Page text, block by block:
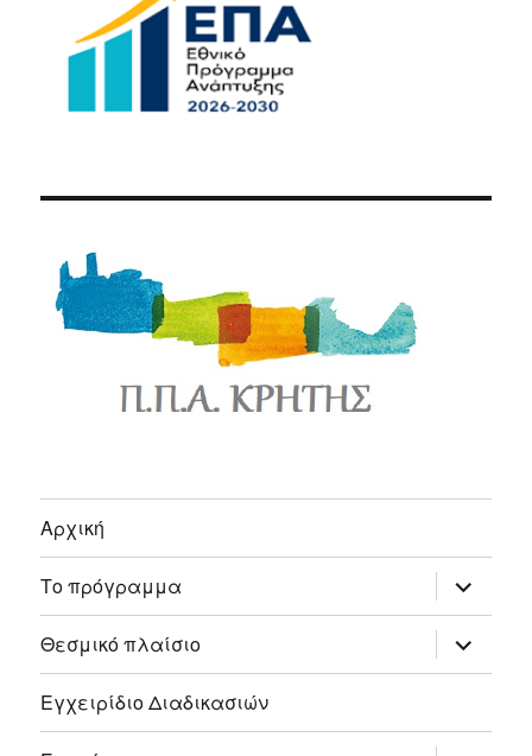
Αρχική
Το πρόγραμμα
expand
child
menu
Θεσμικό πλαίσιο
expand
child
menu
Εγχειρίδιο Διαδικασιών